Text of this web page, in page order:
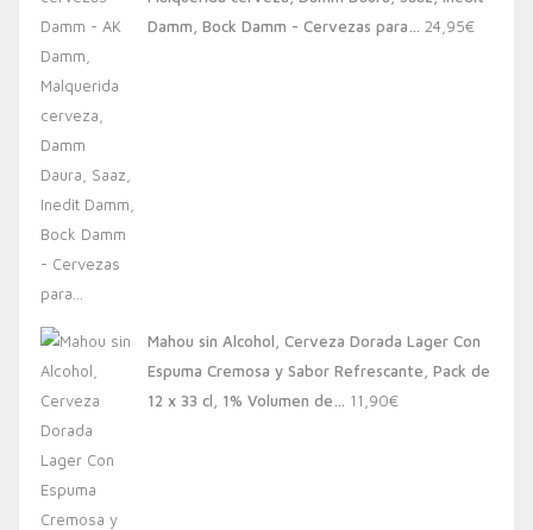
Damm, Bock Damm - Cervezas para… 24,95€
Mahou sin Alcohol, Cerveza Dorada Lager Con
Espuma Cremosa y Sabor Refrescante, Pack de
12 x 33 cl, 1% Volumen de… 11,90€